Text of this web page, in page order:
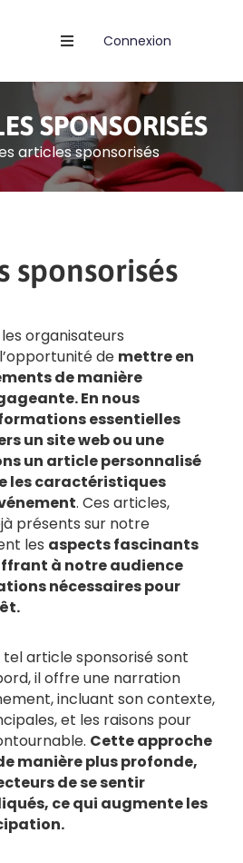
Connexion
SPONSORISÉS
articles sponsorisés
sponsorisés
organisateurs
de mettre en
de manière
En nous
essentielles
un site web ou une
un article personnalisé
les caractéristiques
. Ces articles,
présents sur notre
les aspects fascinants
à notre audience
nécessaires pour
tel article sponsorisé sont
il offre une narration
incluant son contexte,
et les raisons pour
Cette approche
manière plus profonde,
de se sentir
ce qui augmente les